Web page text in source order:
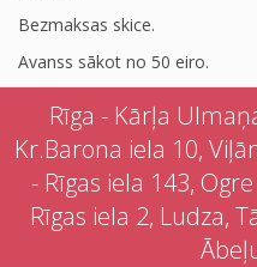
Bezmaksas skice.
Avanss sākot no 50 eiro.
Rīga - Kārļa
Kr.Barona iela 10,
- Rīgas iela 143,
Rīgas iela 2, Ludza,